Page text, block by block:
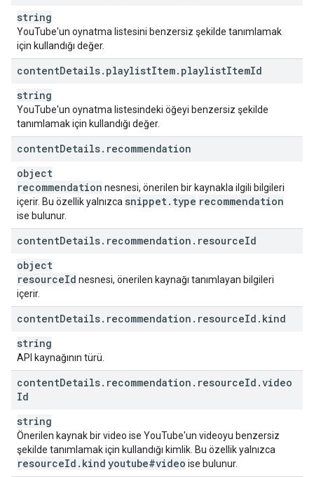
string
YouTube'un oynatma listesini benzersiz şekilde tanımlamak
için kullandığı değer.
contentDetails. playlistItem. playlistItemId
string
YouTube'un oynatma listesindeki öğeyi benzersiz şekilde
tanımlamak için kullandığı değer.
contentDetails. recommendation
object
recommendation nesnesi, önerilen bir kaynakla ilgili bilgileri
içerir. Bu özellik yalnızca snippet. type recommendation
ise bulunur.
contentDetails. recommendation . resourceId
object
resourceId nesnesi, önerilen kaynağı tanımlayan bilgileri
içerir.
contentDetails. recommendation . resourceId . kind
string
API kaynağının türü.
contentDetails. recommendation . resourceId .video
Id
string
Önerilen kaynak bir video ise YouTube'un videoyu benzersiz
şekilde tanımlamak için kullandığı kimlik. Bu özellik yalnızca
resourceId . kind youtube#video ise bulunur.